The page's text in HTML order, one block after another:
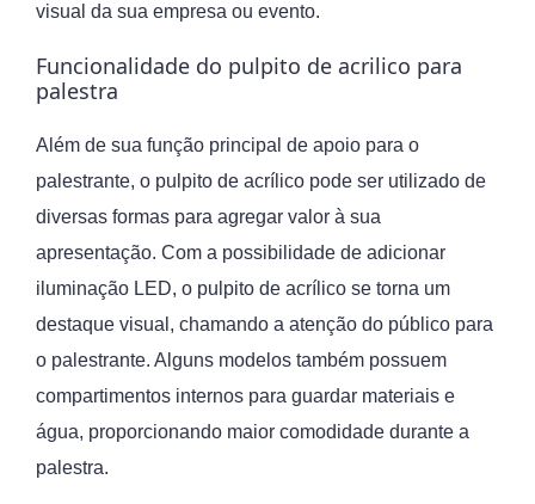
visual da sua empresa ou evento.
Funcionalidade do pulpito de acrilico para
palestra
Além de sua função principal de apoio para o
palestrante, o pulpito de acrílico pode ser utilizado de
diversas formas para agregar valor à sua
apresentação. Com a possibilidade de adicionar
iluminação LED, o pulpito de acrílico se torna um
destaque visual, chamando a atenção do público para
o palestrante. Alguns modelos também possuem
compartimentos internos para guardar materiais e
água, proporcionando maior comodidade durante a
palestra.